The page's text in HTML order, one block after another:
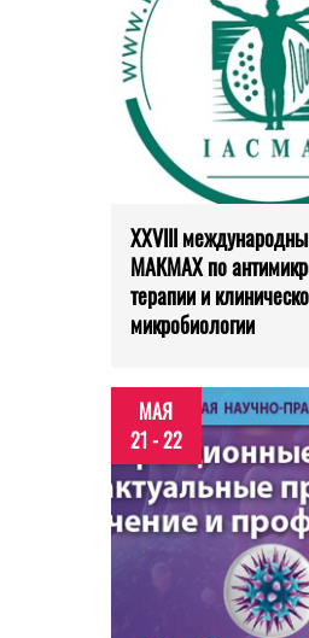
XXVIII
МАКМАХ по
терапии и
микробиологии
МАЯ
21 - 22